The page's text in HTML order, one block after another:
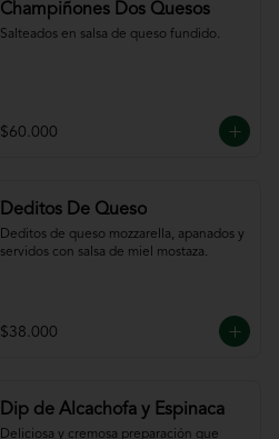
Champiñones Dos Quesos
Salteados en salsa de queso fundido.
$60.000
Deditos De Queso
Deditos de queso mozzarella, apanados y
servidos con salsa de miel mostaza.
$38.000
Dip de Alcachofa y Espinaca
Deliciosa y cremosa preparación que